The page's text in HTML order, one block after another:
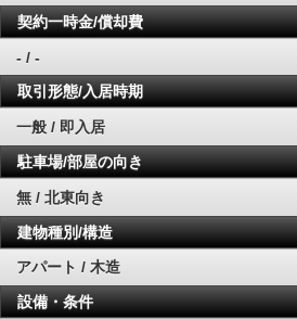
契約一時金/償却費
- / -
取引形態/入居時期
一般 / 即入居
駐車場/部屋の向き
無 / 北東向き
建物種別/構造
アパート / 木造
設備・条件